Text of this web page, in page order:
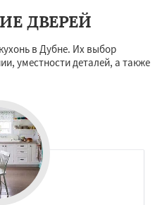
ДВЕРЕЙ
в Дубне. Их выбор
уместности деталей, а также